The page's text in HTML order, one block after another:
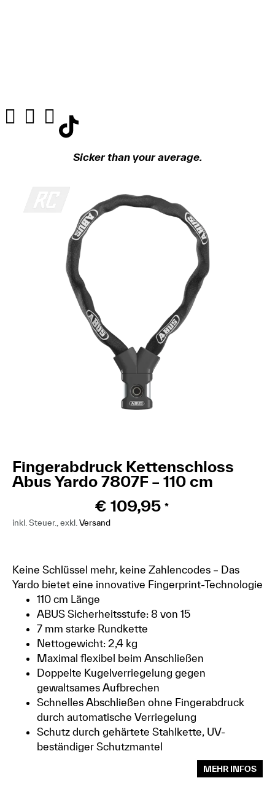
Sicker than your average.
Fingerabdruck Kettenschloss
Abus Yardo 7807F – 110 cm
€ 109,95 *
inkl. Steuer., exkl. Versand
Keine Schlüssel mehr, keine Zahlencodes – Das
Yardo bietet eine innovative Fingerprint-Technologie
110 cm Länge
ABUS Sicherheitsstufe: 8 von 15
7 mm starke Rundkette
Nettogewicht: 2,4 kg
Maximal flexibel beim Anschließen
Doppelte Kugelverriegelung gegen
gewaltsames Aufbrechen
Schnelles Abschließen ohne Fingerabdruck
durch automatische Verriegelung
Schutz durch gehärtete Stahlkette, UV-
beständiger Schutzmantel
MEHR INFOS